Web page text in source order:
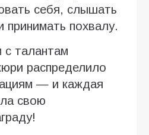
себя, слышать
принимать похвалу.
с талантам
распределило
— и каждая
свою